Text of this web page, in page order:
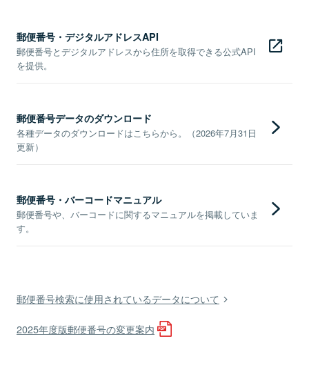
郵便番号・デジタルアドレスAPI
郵便番号とデジタルアドレスから住所を取得できる公式API
を提供。
郵便番号データのダウンロード
各種データのダウンロードはこちらから。（2026年7月31日
更新）
郵便番号・バーコードマニュアル
郵便番号や、バーコードに関するマニュアルを掲載していま
す。
郵便番号検索に使用されているデータについて
2025年度版郵便番号の変更案内